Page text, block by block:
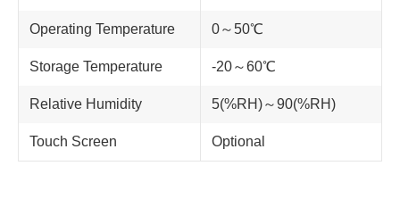
Operating Temperature 0～50℃
Storage Temperature -20～60℃
Relative Humidity 5(%RH)～90(%RH)
Touch Screen Optional